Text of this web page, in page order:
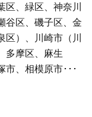
、緑区、神奈川
谷区、磯子区、金
）、川崎市（川
多摩区、麻生
市、相模原市･･･